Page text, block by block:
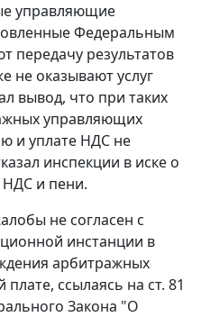
управляющие
Федеральным
передачу результатов
не оказывают услуг
вывод, что при таких
управляющих
и уплате НДС не
инспекции в иске о
и пени.
не согласен с
инстанции в
арбитражных
ссылаясь на ст. 81
Закона "О